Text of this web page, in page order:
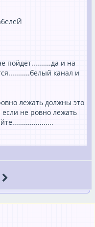
пойдёт..........да и на
канал и
лежать должны это
не ровно лежать